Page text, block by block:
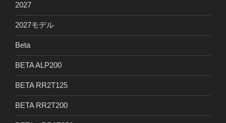
2027
2027モデル
Beta
BETA ALP200
BETA RR2T125
BETA RR2T200